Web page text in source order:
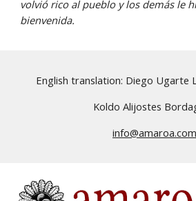
volvió rico al pueblo y los demás le
bienvenida.
English translation: Diego Ugarte
Koldo Alijostes
info@amaroa.com